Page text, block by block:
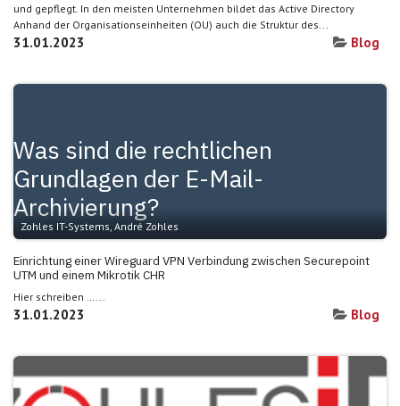
und gepflegt. In den meisten Unternehmen bildet das Active Directory
Anhand der Organisationseinheiten (OU) auch die Struktur des...
31.01.2023 Blog
Was sind die rechtlichen
Grundlagen der E-Mail-
Archivierung?
Zohles IT-Systems, André Zohles
Einrichtung einer Wireguard VPN Verbindung zwischen Securepoint
UTM und einem Mikrotik CHR
Hier schreiben …...
31.01.2023 Blog